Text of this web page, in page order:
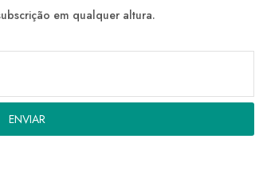
em qualquer altura.
novidades